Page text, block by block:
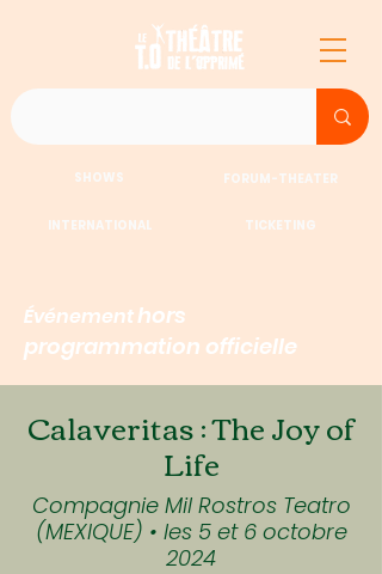
SHOWS FORUM-THEATER
INTERNATIONAL TICKETING
Événementhors
programmation officielle
Calaveritas : The Joy of
Life
Compagnie Mil Rostros Teatro
(MEXIQUE) • les 5 et 6 octobre
2024